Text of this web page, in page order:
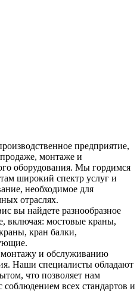
предприятие,
продаже, монтаже и
оборудования. Мы гордимся
широкий спектр услуг и
необходимое для
отраслях.
вы найдете разнообразное
включая: мостовые краны,
кран балки,
и обслуживанию
Наши специалисты обладают
что позволяет нам
соблюдением всех стандартов и